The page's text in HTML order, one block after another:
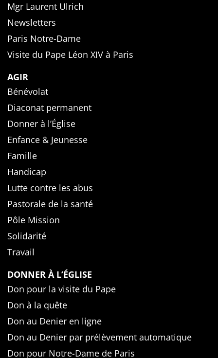
Mgr Laurent Ulrich
Newsletters
Paris Notre-Dame
Visite du Pape Léon XIV à Paris
AGIR
Bénévolat
Diaconat permanent
Donner à l’Église
Enfance & Jeunesse
Famille
Handicap
Lutte contre les abus
Pastorale de la santé
Pôle Mission
Solidarité
Travail
DONNER À L’ÉGLISE
Don pour la visite du Pape
Don à la quête
Don au Denier en ligne
Don au Denier par prélèvement automatique
Don pour Notre-Dame de Paris